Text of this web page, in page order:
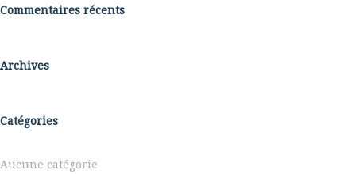
Commentaires récents
Archives
Catégories
Aucune catégorie